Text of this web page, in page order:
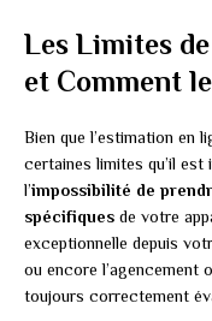
Les Limites
et Comment
Bien que l’estimation en
certaines limites qu’il
l’impossibilité de
spécifiques de votre
exceptionnelle depuis
ou encore l’agencement
toujours correctement